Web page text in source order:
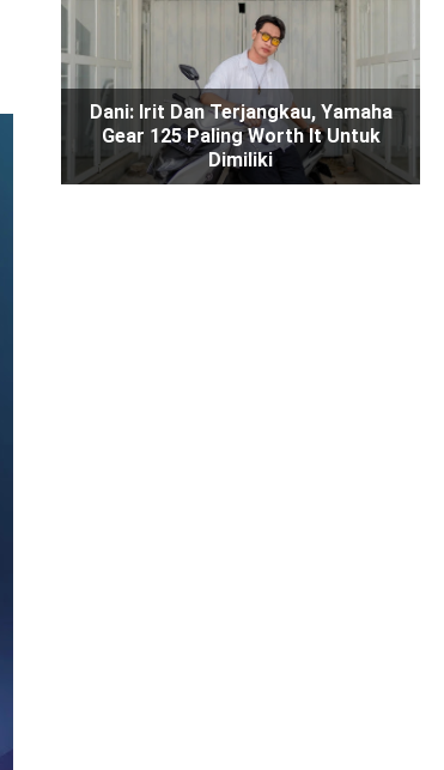
Dani: Irit Dan Terjangkau, Yamaha
Gear 125 Paling Worth It Untuk
Dimiliki